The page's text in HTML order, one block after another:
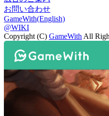
お問い合わせ
GameWith(English)
@WIKI
Copyright (C) GameWith All